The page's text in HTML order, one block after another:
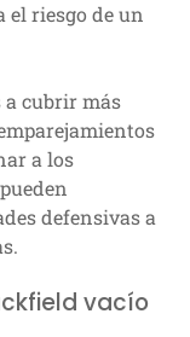
el riesgo de un
a cubrir más
a los
defensivas a
vacío